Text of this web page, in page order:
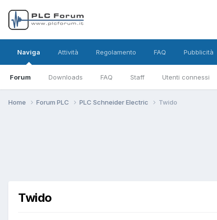
Naviga
Forum Downloads FAQ Staff Utenti connessi
Attività Regolamento FAQ Pubblicità
Home Forum PLC PLC Schneider Electric Twido
Twido